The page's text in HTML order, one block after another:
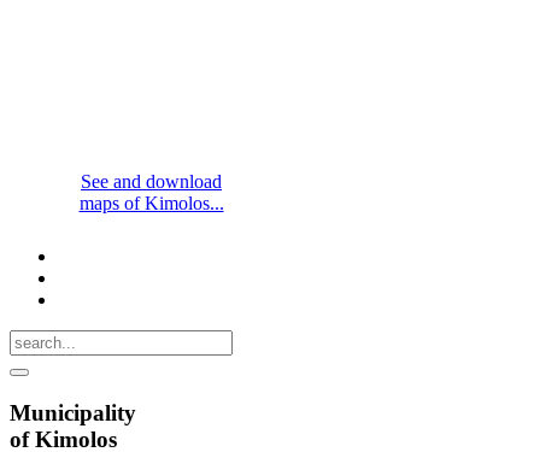
See and download
maps of Kimolos...
Municipality
of Kimolos